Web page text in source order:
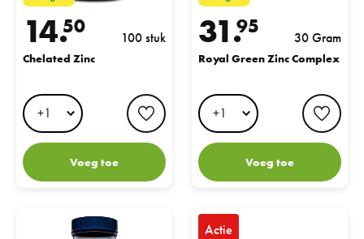
14.50 100 stuk
Chelated Zinc
favorite button
Voeg toe
31.
95 30 Gram
Royal Green Zinc Complex
Voeg toe
Orthica Zink-15 Tabletten
Pharma Nord Bio-Influ-Zink
Actie